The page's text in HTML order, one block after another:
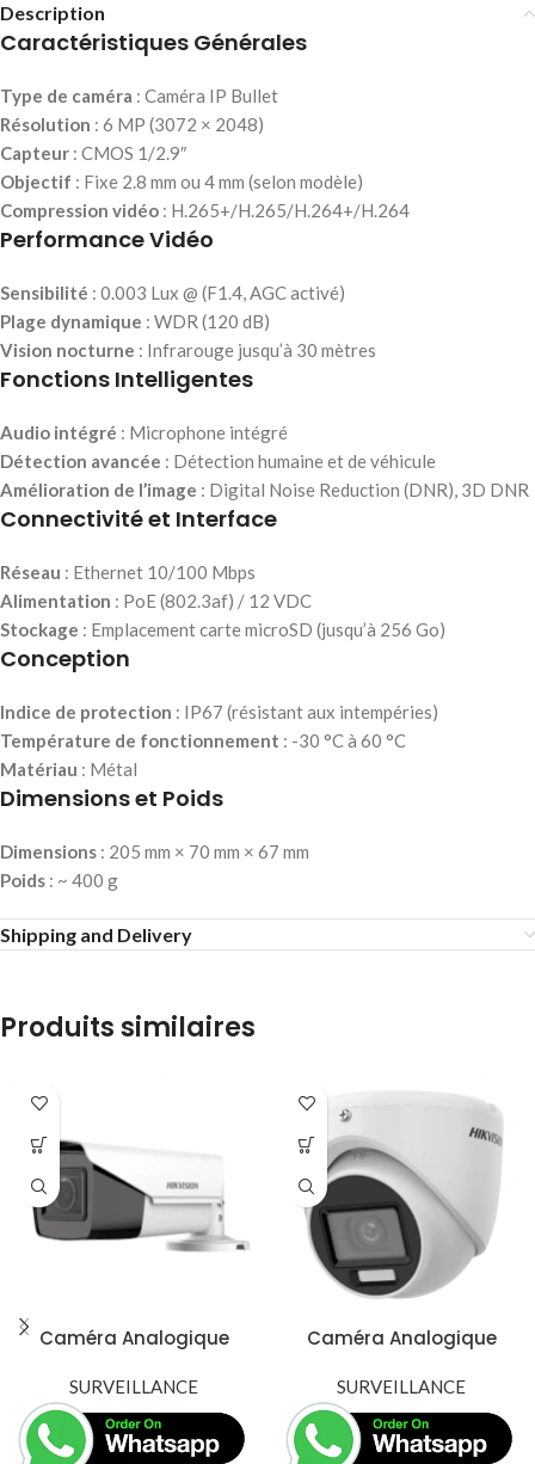
Description
Caractéristiques Générales
Type de caméra : Caméra IP Bullet
Résolution : 6 MP (3072 × 2048)
Capteur : CMOS 1/2.9″
Objectif : Fixe 2.8 mm ou 4 mm (selon modèle)
Compression vidéo : H.265+/H.265/H.264+/H.264
Performance Vidéo
Sensibilité : 0.003 Lux @ (F1.4, AGC activé)
Plage dynamique : WDR (120 dB)
Vision nocturne : Infrarouge jusqu’à 30 mètres
Fonctions Intelligentes
Audio intégré : Microphone intégré
Détection avancée : Détection humaine et de véhicule
Amélioration de l’image : Digital Noise Reduction (DNR), 3D DNR
Connectivité et Interface
Réseau : Ethernet 10/100 Mbps
Alimentation : PoE (802.3af) / 12 VDC
Stockage : Emplacement carte microSD (jusqu’à 256 Go)
Conception
Indice de protection : IP67 (résistant aux intempéries)
Température de fonctionnement : -30 °C à 60 °C
Matériau : Métal
Dimensions et Poids
Dimensions : 205 mm × 70 mm × 67 mm
Poids : ~ 400 g
Shipping and Delivery
Produits similaires
Caméra Analogique
AIT3ZF – 5MP avec Zoom
Motorisé et Infrarouge à
40m
SURVEILLANCE
Caméra Analogique
EXLMF – 2MP avec
Infrarouge à 50m
SURVEILLANCE